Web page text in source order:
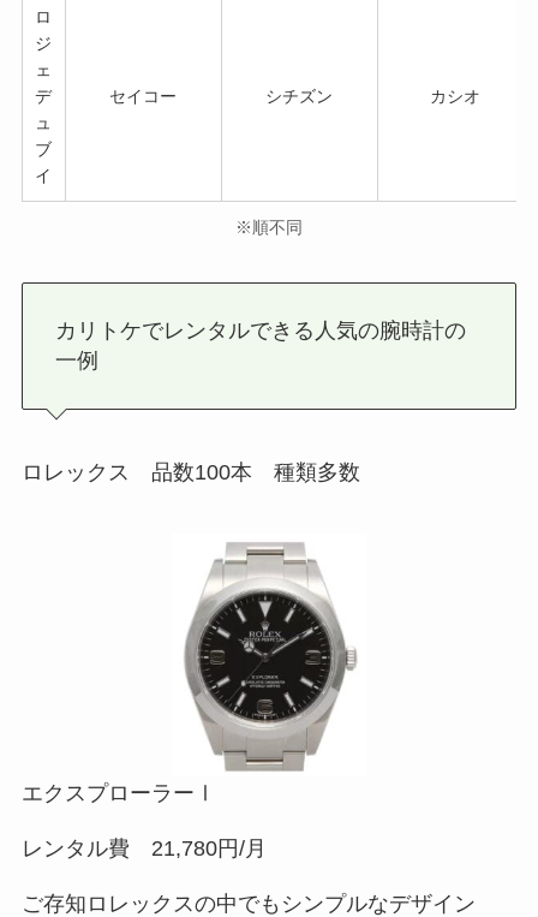
ロ
ジ
ェ
デ
ュ
ブ
イ
セイコー シチズン カシオ
※順不同
カリトケでレンタルできる人気の腕時計の
一例
ロレックス 品数100本 種類多数
エクスプローラーⅠ
レンタル費 21,780円/月
ご存知ロレックスの中でもシンプルなデザイン